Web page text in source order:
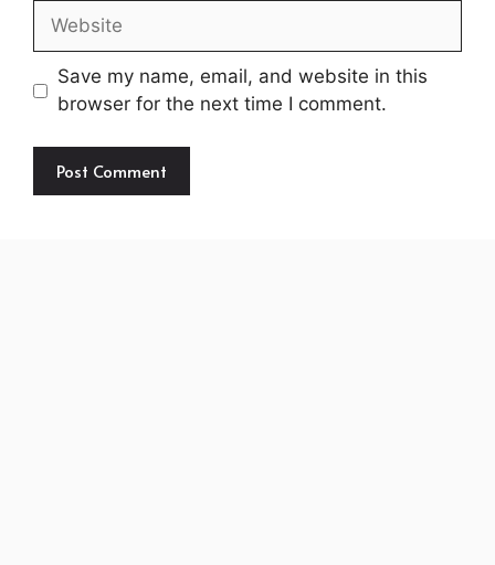
Website
Save my name, email, and website in this
browser for the next time I comment.